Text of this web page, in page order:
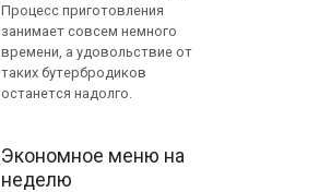
Процесс приготовления
занимает совсем немного
времени, а удовольствие от
таких бутербродиков
останется надолго.
Экономное меню на
неделю